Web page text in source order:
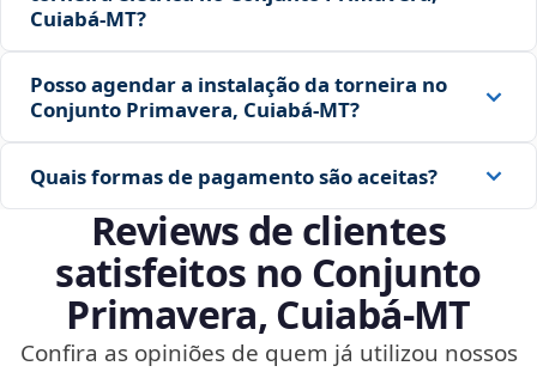
Cuiabá‑MT?
Posso agendar a instalação da torneira no
Conjunto Primavera, Cuiabá‑MT?
Quais formas de pagamento são aceitas?
Reviews de clientes
satisfeitos no Conjunto
Primavera, Cuiabá‑MT
Confira as opiniões de quem já utilizou nossos